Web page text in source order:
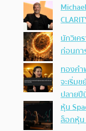
นักวิเค
ก่อนก
ทองคำ
จะเริ่ม
ปลายปี
หุ้น
ล็อกหุ้น